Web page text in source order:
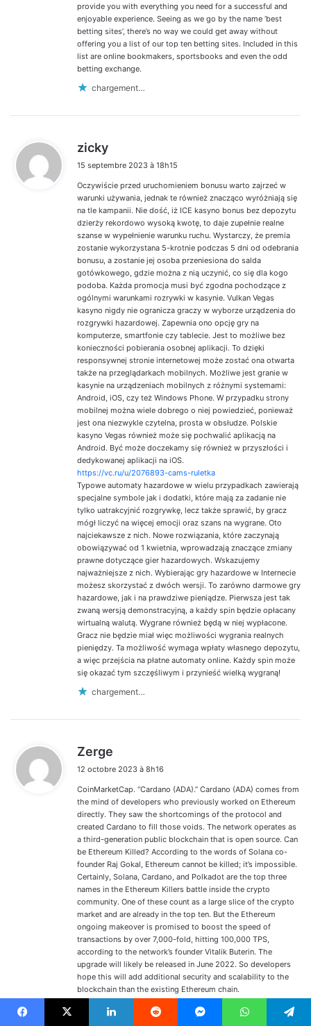
provide you with everything you need for a successful and
enjoyable experience. Seeing as we go by the name ‘best
betting sites’, there’s no way we could get away without
offering you a list of our top ten betting sites. Included in this
list are online bookmakers, sportsbooks and even the odd
betting exchange.
chargement…
zicky
t
:
15 septembre 2023 à 18h15
Oczywiście przed uruchomieniem bonusu warto zajrzeć w
warunki używania, jednak te również znacząco wyróżniają się
na tle kampanii. Nie dość, iż ICE kasyno bonus bez depozytu
dzierży rekordowo wysoką kwotę, to daje zupełnie realne
szanse w wypełnienie warunku ruchu. Wystarczy, że premia
zostanie wykorzystana 5-krotnie podczas 5 dni od odebrania
bonusu, a zostanie jej osoba przeniesiona do salda
gotówkowego, gdzie można z nią uczynić, co się dla kogo
podoba. Każda promocja musi być zgodna pochodzące z
ogólnymi warunkami rozrywki w kasynie. Vulkan Vegas
kasyno nigdy nie ogranicza graczy w wyborze urządzenia do
rozgrywki hazardowej. Zapewnia ono opcję gry na
komputerze, smartfonie czy tablecie. Jest to możliwe bez
konieczności pobierania osobnej aplikacji. To dzięki
responsywnej stronie internetowej może zostać ona otwarta
także na przeglądarkach mobilnych. Możliwe jest granie w
kasynie na urządzeniach mobilnych z różnymi systemami:
Android, iOS, czy też Windows Phone. W przypadku strony
mobilnej można wiele dobrego o niej powiedzieć, ponieważ
jest ona niezwykle czytelna, prosta w obsłudze. Polskie
kasyno Vegas również może się pochwalić aplikacją na
Android. Być może doczekamy się również w przyszłości i
dedykowanej aplikacji na iOS.
https://vc.ru/u/2076893-cams-ruletka
Typowe automaty hazardowe w wielu przypadkach zawierają
specjalne symbole jak i dodatki, które mają za zadanie nie
tylko uatrakcyjnić rozgrywkę, lecz także sprawić, by gracz
mógł liczyć na więcej emocji oraz szans na wygrane. Oto
najciekawsze z nich. Nowe rozwiązania, które zaczynają
obowiązywać od 1 kwietnia, wprowadzają znaczące zmiany
prawne dotyczące gier hazardowych. Wskazujemy
najważniejsze z nich. Wybierając gry hazardowe w Internecie
możesz skorzystać z dwóch wersji. To zarówno darmowe gry
hazardowe, jak i na prawdziwe pieniądze. Pierwsza jest tak
zwaną wersją demonstracyjną, a każdy spin będzie opłacany
wirtualną walutą. Wygrane również będą w niej wypłacone.
Gracz nie będzie miał więc możliwości wygrania realnych
pieniędzy. Ta możliwość wymaga wpłaty własnego depozytu,
a więc przejścia na płatne automaty online. Każdy spin może
się okazać tym szczęśliwym i przynieść wielką wygraną!
chargement…
Zerge
t
:
12 octobre 2023 à 8h16
CoinMarketCap. “Cardano (ADA).” Cardano (ADA) comes from
the mind of developers who previously worked on Ethereum
directly. They saw the shortcomings of the protocol and
created Cardano to fill those voids. The network operates as
a third-generation public blockchain that is open source. Can
be Ethereum Killed? According to the words of Solana co-
founder Raj Gokal, Ethereum cannot be killed; it’s impossible.
Certainly, Solana, Cardano, and Polkadot are the top three
names in the Ethereum Killers battle inside the crypto
community. One of these count as a large slice of the crypto
market and are already in the top ten. But the Ethereum
ongoing makeover is promised to boost the speed of
transactions by over 7,000-fold, hitting 100,000 TPS,
according to the network’s founder Vitalik Buterin. The
upgrade will likely be released in June 2022. So developers
hope this will add additional security and scalability to the
blockchain than the existing Ethereum chain.
http://www.tvcoupon.co.kr/bbs/board.php?
bo_table=free&wr_id=45514